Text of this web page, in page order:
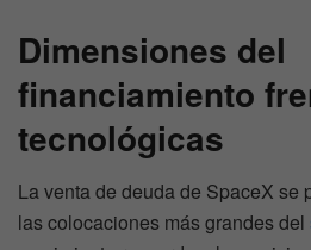
Dimensiones del
financiamiento
tecnológicas
La venta de deuda de SpaceX se
las colocaciones más grandes del